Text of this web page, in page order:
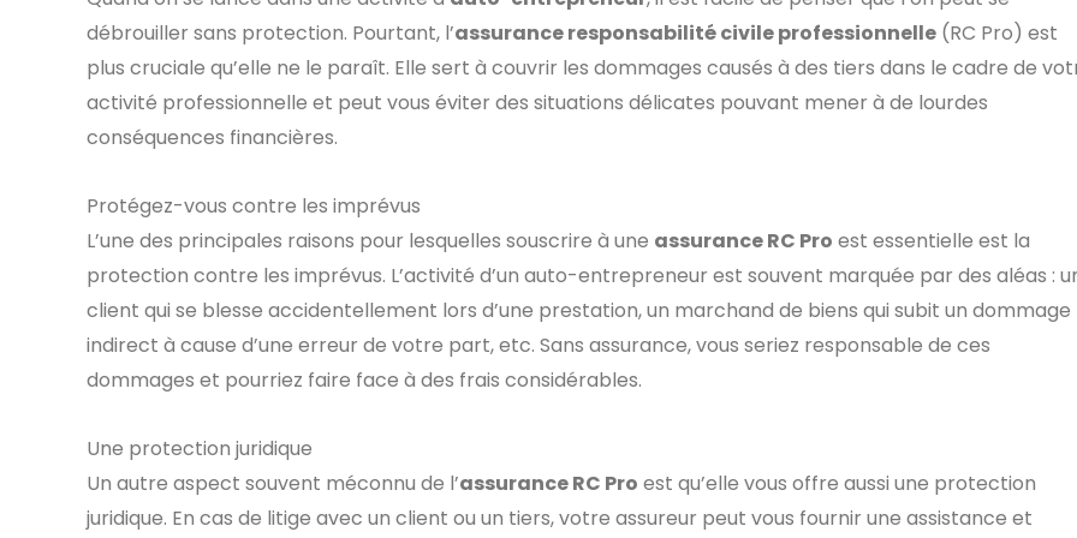
débrouiller sans protection. Pourtant, l’assurance responsabilité civile professionnelle (RC Pro) est
plus cruciale qu’elle ne le paraît. Elle sert à couvrir les dommages causés à des tiers dans le cadre de
activité professionnelle et peut vous éviter des situations délicates pouvant mener à de lourdes
conséquences financières.
Protégez-vous contre les imprévus
L’une des principales raisons pour lesquelles souscrire à une assurance RC Pro est essentielle est la
protection contre les imprévus. L’activité d’un auto-entrepreneur est souvent marquée par des aléas :
client qui se blesse accidentellement lors d’une prestation, un marchand de biens qui subit un dommage
indirect à cause d’une erreur de votre part, etc. Sans assurance, vous seriez responsable de ces
dommages et pourriez faire face à des frais considérables.
Une protection juridique
Un autre aspect souvent méconnu de l’assurance RC Pro est qu’elle vous offre aussi une protection
juridique. En cas de litige avec un client ou un tiers, votre assureur peut vous fournir une assistance et